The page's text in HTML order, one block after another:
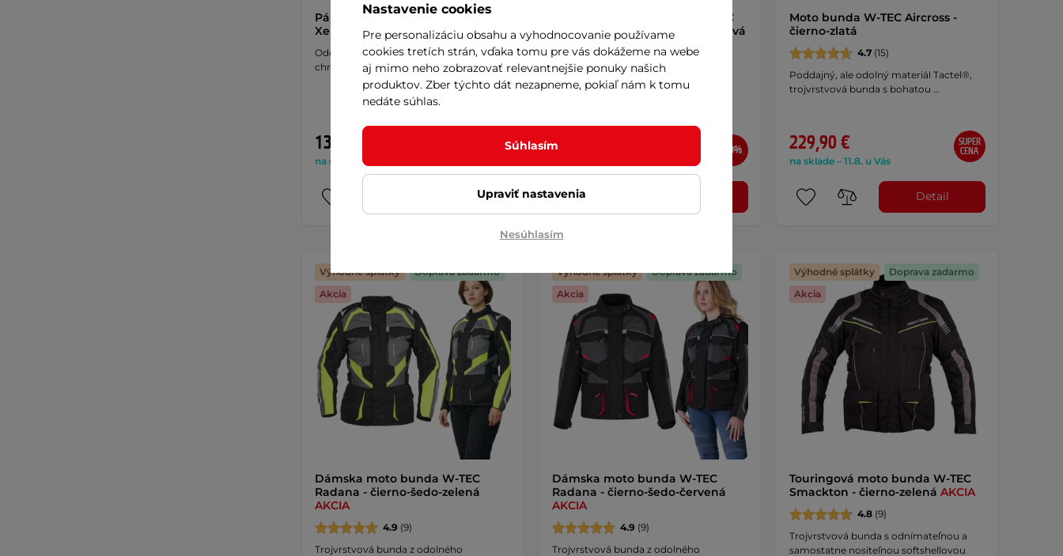
Pánska moto bunda W-TEC
Xeniaq - čierno-šedá
Odolný materiál Maxdura®, certifikované
chrániče na lakťoch a ramenách, …
139,90 €
na sklade – 11.8. u Vás
Touringová moto bunda W-TEC
Smackton - čierno-šedo-oranžová
AKCIA
4.8(9)
Trojvrstvová bunda s odnímateľnou a
151,90 € -40%
Moto bunda W-TEC Aircross -
čierno-zlatá
4.7(15)
Poddajný, ale odolný materiál Tactel®,
trojvrstvová bunda s bohatou …
229,90 €
na sklade – 11.8. u Vás
SUPER
CENA
Detail
Výhodné splátky
Doprava zadarmo
Akcia
Dámska moto bunda W-TEC
Radana - čierno-šedo-zelená
AKCIA
4.9 (9)
Trojvrstvová bunda z odolného
Výhodné splátky
Doprava zadarmo
Akcia
Dámska moto bunda W-TEC
Radana - čierno-šedo-červená
AKCIA
4.9 (9)
Trojvrstvová bunda z odolného
Výhodné splátky
Doprava zadarmo
Akcia
Touringová moto bunda W-TEC
Smackton - čierno-zelená AKCIA
4.8(9)
Trojvrstvová bunda s odnímateľnou a
samostatne nositeľnou softshellovou
Nastavenie cookies
Pre personalizáciu obsahu a vyhodnocovanie používame
cookies tretích strán, vďaka tomu pre vás dokážeme na webe
aj mimo neho zobrazovať relevantnejšie ponuky našich
produktov. Zber týchto dát nezapneme, pokiaľ nám k tomu
nedáte súhlas.
Súhlasím
Upraviť nastavenia
Nesúhlasím